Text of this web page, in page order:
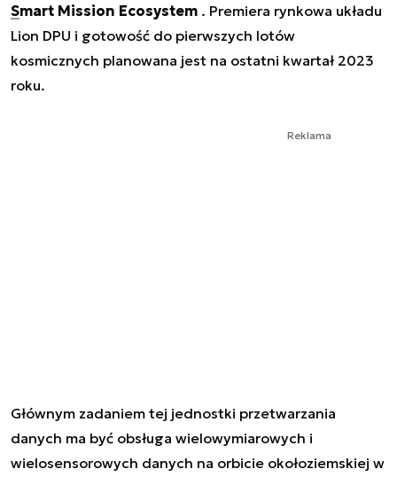
Smart Mission Ecosystem . Premiera rynkowa układu
Lion DPU i gotowość do pierwszych lotów
kosmicznych planowana jest na ostatni kwartał 2023
roku.
Reklama
Głównym zadaniem tej jednostki przetwarzania
danych ma być obsługa wielowymiarowych i
wielosensorowych danych na orbicie okołoziemskiej w